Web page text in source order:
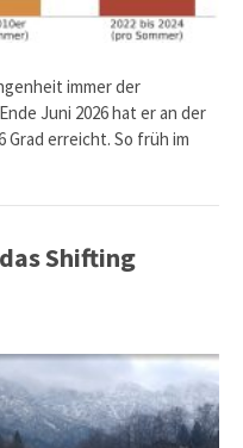
immer der
Juni 2026 hat er an der
erreicht. So früh im
Shifting